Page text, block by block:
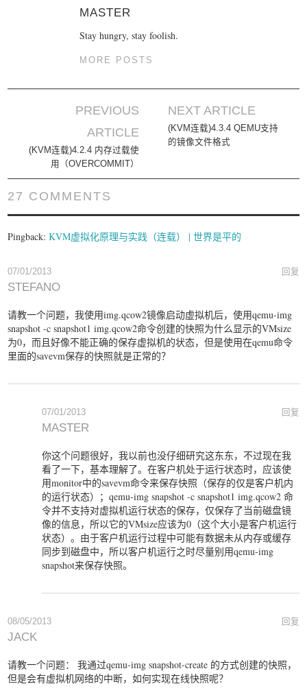
MASTER
Stay hungry, stay foolish.
MORE POSTS
Post navigation
PREVIOUS
ARTICLE
(KVM连载)4.2.4 内存过载使
用（OVERCOMMIT）
NEXT ARTICLE
(KVM连载)4.3.4 QEMU支持
的镜像文件格式
27 COMMENTS
Pingback:KVM虚拟化原理与实践（连载） | 世界是平的
回复
07/01/2013
STEFANO
请教一个问题，我使用img.qcow2镜像启动虚拟机后，使用qemu-img
snapshot -c snapshot1 img.qcow2命令创建的快照为什么显示的VMsize
为0，而且好像不能正确的保存虚拟机的状态，但是使用在qemu命令
里面的savevm保存的快照就是正常的？
回复
07/01/2013
MASTER
你这个问题很好，我以前也没仔细研究这东东，不过现在我
看了一下，基本理解了。在客户机处于运行状态时，应该使
用monitor中的savevm命令来保存快照（保存的仅是客户机内
的运行状态）；qemu-img snapshot -c snapshot1 img.qcow2 命
令并不支持对虚拟机运行状态的保存，仅保存了当前磁盘镜
像的信息，所以它的VMsize应该为0（这个大小是客户机运行
状态）。由于客户机运行过程中可能有数据未从内存或缓存
同步到磁盘中，所以客户机运行之时尽量别用qemu-img
snapshot来保存快照。
回复
08/05/2013
JACK
请教一个问题： 我通过qemu-img snapshot-create 的方式创建的快照，
但是会有虚拟机网络的中断，如何实现在线快照呢？